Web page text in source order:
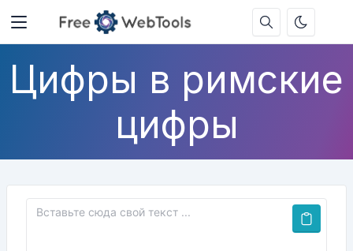
Цифры в римские
цифры